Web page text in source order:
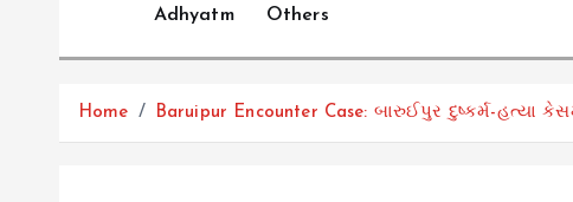
Adhyatm Others
Home Baruipur Encounter Case: બારુઈપુર દુષ્કર્મ-હત્યા